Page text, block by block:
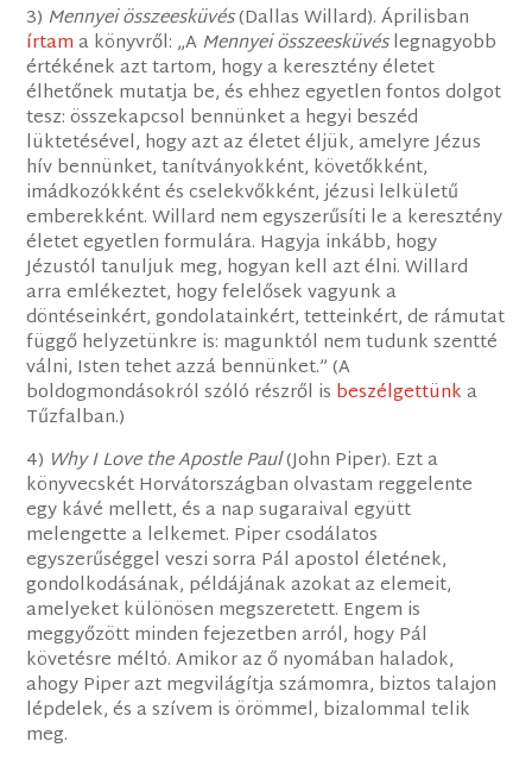
3) Mennyei összeesküvés(Dallas Willard). Áprilisban
írtama könyvről: „AMennyei összeesküvéslegnagyobb
értékének azt tartom, hogy a keresztény életet
élhetőnek mutatja be, és ehhez egyetlen fontos dolgot
tesz: összekapcsol bennünket a hegyi beszéd
lüktetésével, hogy azt az életet éljük, amelyre Jézus
hív bennünket, tanítványokként, követőkként,
imádkozókként és cselekvőkként, jézusi lelkületű
emberekként. Willard nem egyszerűsíti le a keresztény
életet egyetlen formulára. Hagyja inkább, hogy
Jézustól tanuljuk meg, hogyan kell azt élni. Willard
arra emlékeztet, hogy felelősek vagyunk a
döntéseinkért, gondolatainkért, tetteinkért, de rámutat
függő helyzetünkre is: magunktól nem tudunk szentté
válni, Isten tehet azzá bennünket.” (A
boldogmondásokról szóló részről is beszélgettünka
Tűzfalban.)
4) Why I Love the Apostle Paul(John Piper). Ezt a
könyvecskét Horvátországban olvastam reggelente
egy kávé mellett, és a nap sugaraival együtt
melengette a lelkemet. Piper csodálatos
egyszerűséggel veszi sorra Pál apostol életének,
gondolkodásának, példájának azokat az elemeit,
amelyeket különösen megszeretett. Engem is
meggyőzött minden fejezetben arról, hogy Pál
követésre méltó. Amikor az ő nyomában haladok,
ahogy Piper azt megvilágítja számomra, biztos talajon
lépdelek, és a szívem is örömmel, bizalommal telik
meg.